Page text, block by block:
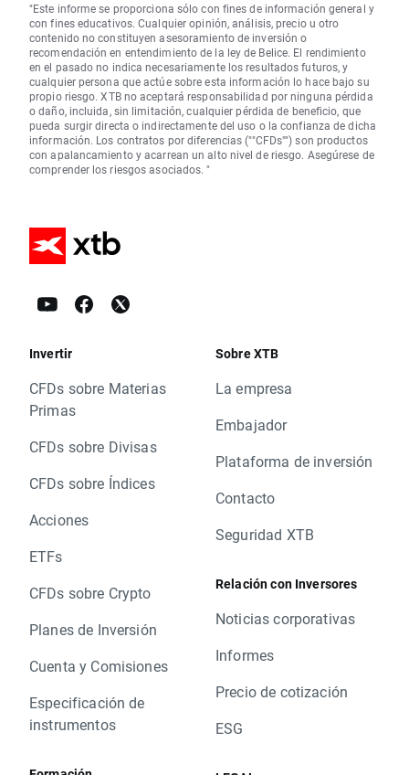
"Este informe se proporciona sólo con fines de información general y
con fines educativos. Cualquier opinión, análisis, precio u otro
contenido no constituyen asesoramiento de inversión o
recomendación en entendimiento de la ley de Belice. El rendimiento
en el pasado no indica necesariamente los resultados futuros, y
cualquier persona que actúe sobre esta información lo hace bajo su
propio riesgo. XTB no aceptará responsabilidad por ninguna pérdida
o daño, incluida, sin limitación, cualquier pérdida de beneficio, que
pueda surgir directa o indirectamente del uso o la confianza de dicha
información. Los contratos por diferencias (""CFDs"") son productos
con apalancamiento y acarrean un alto nivel de riesgo. Asegúrese de
comprender los riesgos asociados. "
Invertir
CFDs sobre Materias
Primas
CFDs sobre Divisas
CFDs sobre Índices
Acciones
ETFs
CFDs sobre Crypto
Planes de Inversión
Cuenta y Comisiones
Especificación de
instrumentos
Sobre XTB
La empresa
Embajador
Plataforma de inversión
Contacto
Seguridad XTB
Relación con Inversores
Noticias corporativas
Informes
Precio de cotización
ESG